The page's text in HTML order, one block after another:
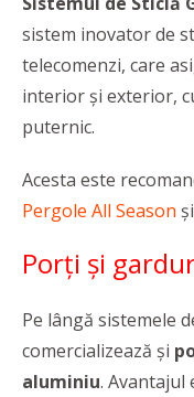
sistem inovator de
telecomenzi, care
interior și exterior,
puternic.
Acesta este
Pergole All Season și
Porți și
Pe lângă sistemele
comercializează și
aluminiu. Avantajul